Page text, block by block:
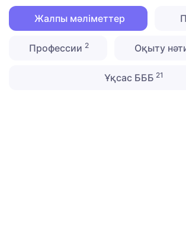
Жалпы мәліметтер
Профессии2 Оқыту
Ұқсас БББ 21